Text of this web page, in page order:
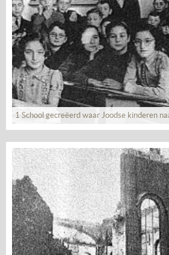
1 School gecreëerd waar Joodse kinderen